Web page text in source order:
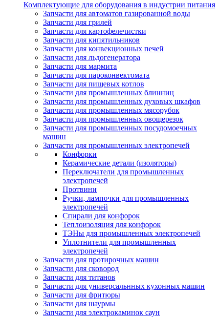
Комплектующие для оборудования в индустрии питания
Запчасти для автоматов газированной воды
Запчасти для грилей
Запчасти для картофелечистки
Запчасти для кипятильников
Запчасти для конвекционных печей
Запчасти для льдогенератора
Запчасти для мармита
Запчасти для пароконвектомата
Запчасти для пищевых котлов
Запчасти для промышленных блинниц
Запчасти для промышленных духовых шкафов
Запчасти для промышленных мясорубок
Запчасти для промышленных овощерезок
Запчасти для промышленных посудомоечных
машин
Запчасти для промышленных электропечей
Конфорки
Керамические детали (изоляторы)
Переключатели для промышленных
электропечей
Протвини
Ручки, лампочки для промышленных
электропечей
Спирали для конфорок
Теплоизоляция для конфорок
ТЭНы для промышленных электропечей
Уплотнители для промышленных
электропечей
Запчасти для протирочных машин
Запчасти для сковород
Запчасти для титанов
Запчасти для универсальнных кухонных машин
Запчасти для фритюры
Запчасти для шаурмы
Запчасти для электрокаминок саун